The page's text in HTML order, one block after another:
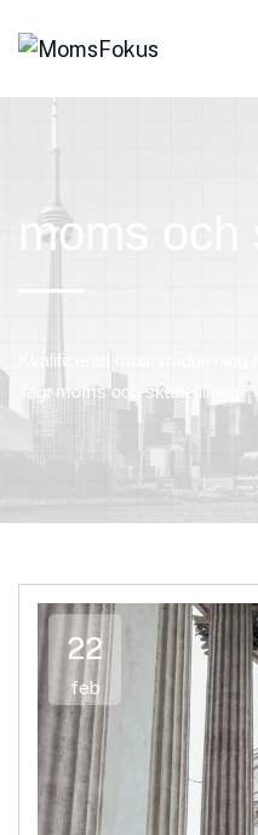
moms
Kvalificerad momsrådgivning
Tag: moms och skattetillägg
22
feb